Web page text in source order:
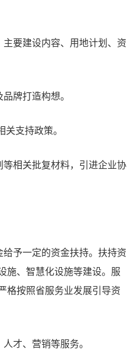
要建设内容、用地计划、资
牌打造构想。
支持政策。
相关批复材料，引进企业协
予一定的资金扶持。扶持资
施、智慧化设施等建设。服
格按照省服务业发展引导资
才、营销等服务。